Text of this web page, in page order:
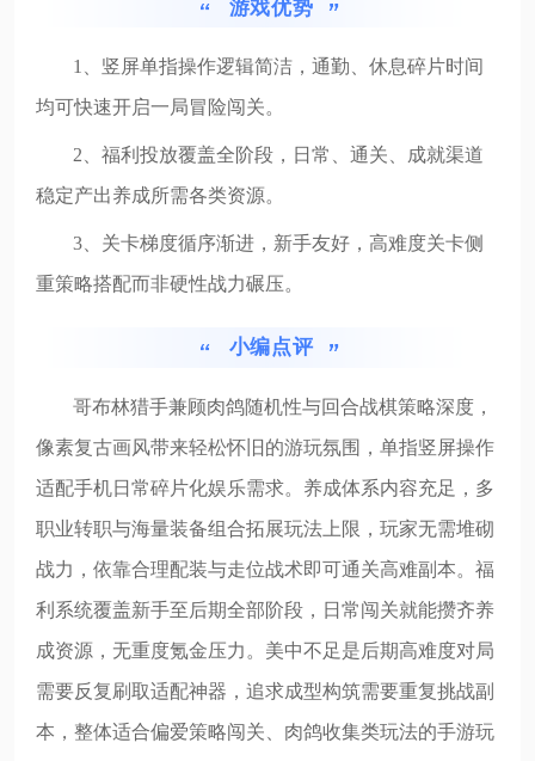
游戏优势
1、竖屏单指操作逻辑简洁，通勤、休息碎片时间
均可快速开启一局冒险闯关。
2、福利投放覆盖全阶段，日常、通关、成就渠道
稳定产出养成所需各类资源。
3、关卡梯度循序渐进，新手友好，高难度关卡侧
重策略搭配而非硬性战力碾压。
小编点评
哥布林猎手兼顾肉鸽随机性与回合战棋策略深度，
像素复古画风带来轻松怀旧的游玩氛围，单指竖屏操作
适配手机日常碎片化娱乐需求。养成体系内容充足，多
职业转职与海量装备组合拓展玩法上限，玩家无需堆砌
战力，依靠合理配装与走位战术即可通关高难副本。福
利系统覆盖新手至后期全部阶段，日常闯关就能攒齐养
成资源，无重度氪金压力。美中不足是后期高难度对局
需要反复刷取适配神器，追求成型构筑需要重复挑战副
本，整体适合偏爱策略闯关、肉鸽收集类玩法的手游玩